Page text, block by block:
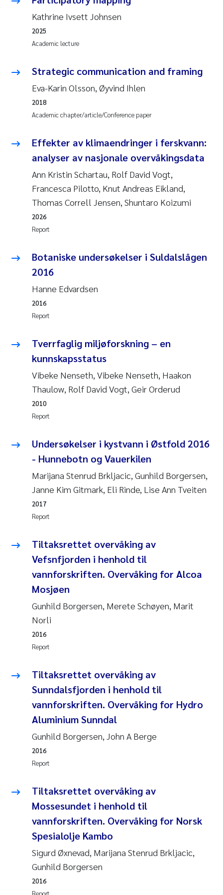
Roar Brænden
Susan Skogtvedt Røed
Medyan Esam Ghareeb
Froukje Maria Platjouw
Elianne Dunthorn Egge
Heleen de Wit
Wenche Eikrem
Louise Valestrand
Maeve McGovern
Anastasia Georgantzopoulou
Sophie Mentzel
Odd Arne Segtnan Skogan
Jens Vedal
Uta Brandt
Richard Garth James Bellerby
Espen Lund
Bjørnar Andre Beylich
Nathalie Marquesin-Risbakk
Peter Stig Hansen
Marit Villø
Susanne Jøntvedt Jørgensen
Synne Authén Andresen
Svetlana Pakhomova
Jonny Beyer
Knut Erik Tollefsen
Øyvind Tangen Ødegaard
Debhasish Bhakta
Jarle Håvardstun
James Edward Sample
Kathrine Ivsett Johnsen
Academic lecture
2025
Strategic communication and framing
Eva-Karin Olsson, Øyvind Ihlen
Academic chapter/article/Conference paper
2018
Effekter av klimaendringer i ferskvann:
analyser av nasjonale overvåkingsdata
Ann Kristin Schartau, Rolf David Vogt,
Francesca Pilotto, Knut Andreas Eikland,
Thomas Correll Jensen, Shuntaro Koizumi
Report
2026
Botaniske undersøkelser i Suldalslågen
2016
Hanne Edvardsen
Report
2016
Tverrfaglig miljøforskning – en
kunnskapsstatus
Vibeke Nenseth, Vibeke Nenseth, Haakon
Thaulow, Rolf David Vogt, Geir Orderud
Report
2010
Undersøkelser i kystvann i Østfold 2016
- Hunnebotn og Vauerkilen
Marijana Stenrud Brkljacic, Gunhild Borgersen,
Janne Kim Gitmark, Eli Rinde, Lise Ann Tveiten
Report
2017
Tiltaksrettet overvåking av
Vefsnfjorden i henhold til
vannforskriften. Overvåking for Alcoa
Mosjøen
Gunhild Borgersen, Merete Schøyen, Marit
Norli
Report
2016
Tiltaksrettet overvåking av
Sunndalsfjorden i henhold til
vannforskriften. Overvåking for Hydro
Aluminium Sunndal
Gunhild Borgersen, John A Berge
Report
2016
Tiltaksrettet overvåking av
Mossesundet i henhold til
vannforskriften. Overvåking for Norsk
Spesialolje Kambo
Sigurd Øxnevad, Marijana Stenrud Brkljacic,
Gunhild Borgersen
2016